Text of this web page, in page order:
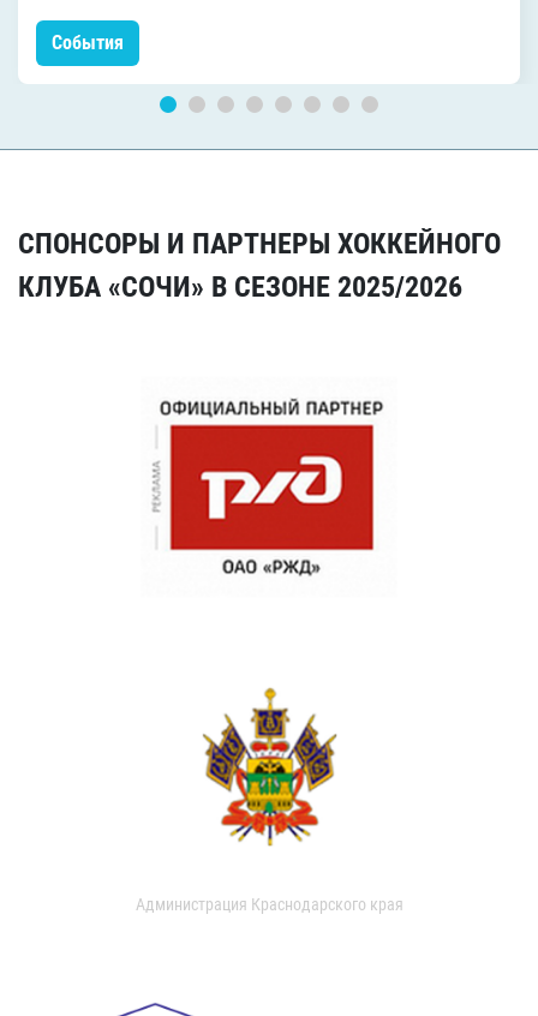
События
СПОНСОРЫ И ПАРТНЕРЫ ХОККЕЙНОГО
КЛУБА «СОЧИ» В СЕЗОНЕ 2025/2026
Администрация Краснодарского края